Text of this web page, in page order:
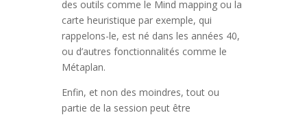
des outils comme le Mind mapping ou la
carte heuristique par exemple, qui
rappelons-le, est né dans les années 40,
ou d’autres fonctionnalités comme le
Métaplan.
Enfin, et non des moindres, tout ou
partie de la session peut être